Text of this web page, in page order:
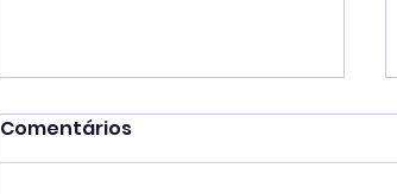
Comentários